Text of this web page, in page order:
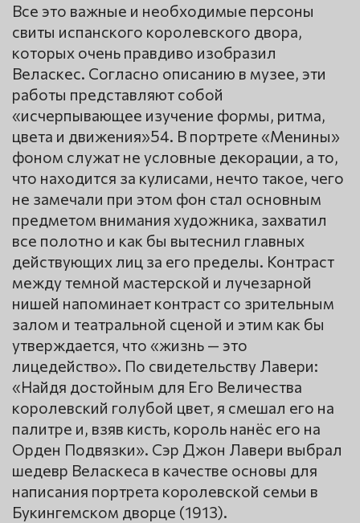
Все это важные и необходимые персоны
свиты испанского королевского двора,
которых очень правдиво изобразил
Веласкес. Согласно описанию в музее, эти
работы представляют собой
«исчерпывающее изучение формы, ритма,
цвета и движения»54. В портрете «Менины»
фоном служат не условные декорации, а то,
что находится за кулисами, нечто такое, чего
не замечали при этом фон стал основным
предметом внимания художника, захватил
все полотно и как бы вытеснил главных
действующих лиц за его пределы. Контраст
между темной мастерской и лучезарной
нишей напоминает контраст со зрительным
залом и театральной сценой и этим как бы
утверждается, что «жизнь — это
лицедейство». По свидетельству Лавери:
«Найдя достойным для Его Величества
королевский голубой цвет, я смешал его на
палитре и, взяв кисть, король нанёс его на
Орден Подвязки». Сэр Джон Лавери выбрал
шедевр Веласкеса в качестве основы для
написания портрета королевской семьи в
Букингемском дворце (1913).